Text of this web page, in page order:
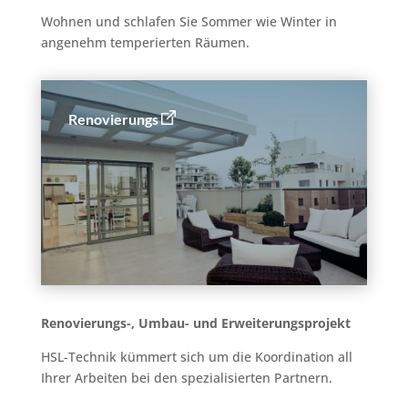
Wohnen und schlafen Sie Sommer wie Winter in
angenehm temperierten Räumen.
Renovierungs
Renovierungs-, Umbau- und Erweiterungsprojekt
HSL-Technik kümmert sich um die Koordination all
Ihrer Arbeiten bei den spezialisierten Partnern.